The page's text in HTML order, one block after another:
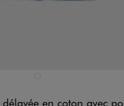
coton avec poches plaquées bébé fille